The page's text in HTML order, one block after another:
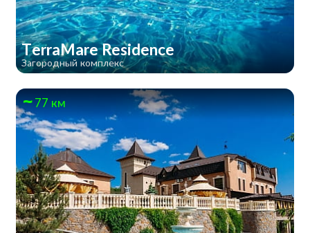
TerraMare Residence
Загородный комплекс
77 км